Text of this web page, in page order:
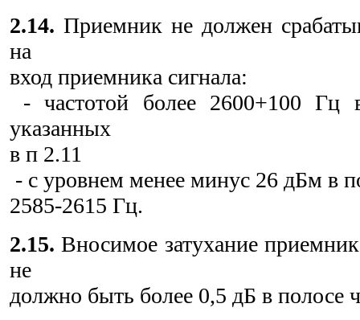
2.14. Приемник не должен
на
вход приемника сигнала:
- частотой более 2600+100 Гц
указанных
в п 2.11
- с уровнем менее минус 26 дБм в
2585-2615 Гц.
2.15. Вносимое затухание
не
должно быть более 0,5 дБ в полосе